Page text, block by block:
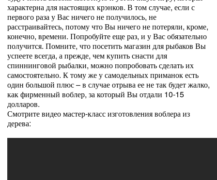
характерна для настоящих крэнков. В том случае, если с
первого раза у Вас ничего не получилось, не
расстраивайтесь, потому что Вы ничего не потеряли, кроме,
конечно, времени. Попробуйте еще раз, и у Вас обязательно
получится. Помните, что посетить магазин для рыбаков Вы
успеете всегда, а прежде, чем купить снасти для
спиннинговой рыбалки, можно попробовать сделать их
самостоятельно. К тому же у самодельных приманок есть
один большой плюс – в случае отрыва ее не так будет жалко,
как фирменный воблер, за который Вы отдали 10-15
долларов.
Смотрите видео мастер-класс изготовления воблера из
дерева: